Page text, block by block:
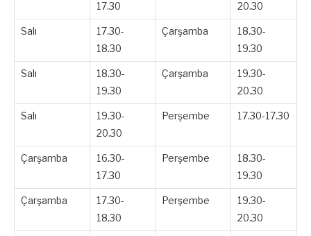
17.30
20.30
Salı
17.30-
18.30
Çarşamba
18.30-
19.30
Salı
18.30-
19.30
Çarşamba
19.30-
20.30
Salı
19.30-
20.30
Perşembe 17.30-17.30
Çarşamba
16.30-
17.30
Perşembe
18.30-
19.30
Çarşamba
17.30-
18.30
Perşembe
19.30-
20.30